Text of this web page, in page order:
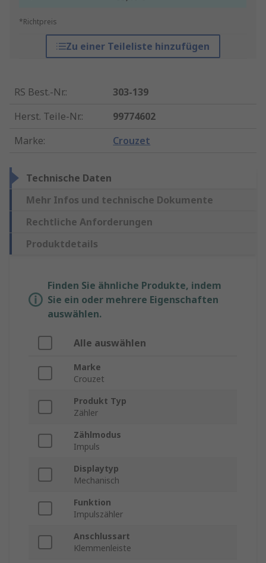
*Richtpreis
Zu einer Teileliste hinzufügen
RS Best.-Nr.:
303-139
Herst. Teile-Nr.:
99774602
Marke: Crouzet
Technische Daten
Mehr Infos und technische Dokumente
Rechtliche Anforderungen
Produktdetails
Finden Sie ähnliche Produkte, indem
Sie ein oder mehrere Eigenschaften
auswählen.
Alle auswählen
Marke
Crouzet
Produkt Typ
Zähler
Zählmodus
Impuls
Displaytyp
Mechanisch
Funktion
Impulszähler
Anschlussart
Klemmenleiste